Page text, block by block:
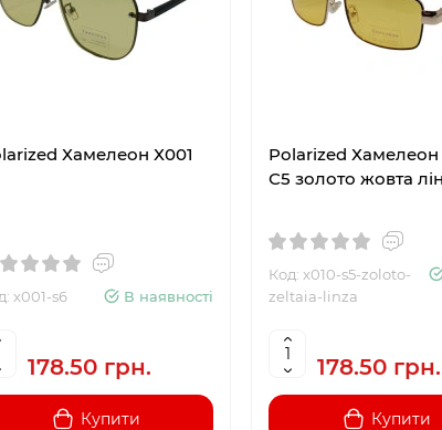
Хамелеон Х001
x001-s6 В наявності
178.50 грн.
Купити
Polarized Хамелеон
С5 золото жовта
Код: x010-s5-zoloto-
zeltaia-linza
178.50 грн.
Купити